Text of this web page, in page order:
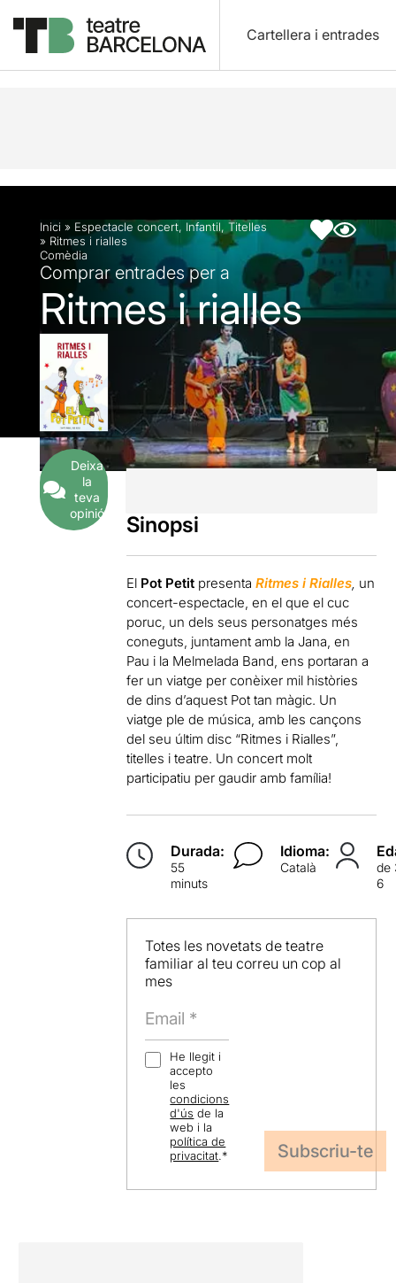
Cartellera i entrades
Descripció Fitxa artística Fotos i vídeos
Inici » Espectacle concert, Infantil, Titelles
» Ritmes i rialles
Comèdia
Comprar entrades per a
Ritmes i rialles
Deixa
la
teva
opinió
Sinopsi
El Pot Petit presenta Ritmes i Rialles, un
concert-espectacle, en el que el cuc
poruc, un dels seus personatges més
coneguts, juntament amb la Jana, en
Pau i la Melmelada Band, ens portaran a
fer un viatge per conèixer mil històries
de dins d’aquest Pot tan màgic. Un
viatge ple de música, amb les cançons
del seu últim disc “Ritmes i Rialles”,
titelles i teatre. Un concert molt
participatiu per gaudir amb família!
Durada:
55
minuts
Idioma:
Català
de
6
Totes les novetats de teatre
familiar al teu correu un cop al
mes
He llegit i
accepto
les
condicions
d'ús de la
web i la
política de
privacitat.*